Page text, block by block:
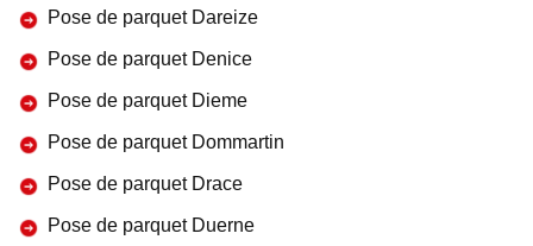
Pose de parquet Dareize
Pose de parquet Denice
Pose de parquet Dieme
Pose de parquet Dommartin
Pose de parquet Drace
Pose de parquet Duerne